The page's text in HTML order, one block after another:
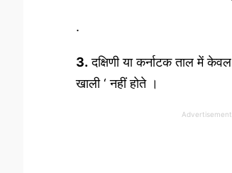
.
3. दक्षिणी या कर्नाटक ताल में
खाली ‘ नहीं होते ।
Advertisement